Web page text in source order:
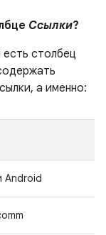
Ссылки?
столбец
а именно:
Android